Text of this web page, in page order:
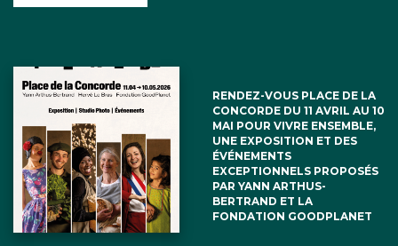
RENDEZ-VOUS PLACE DE LA
CONCORDE DU 11 AVRIL AU 10
MAI POUR VIVRE ENSEMBLE,
UNE EXPOSITION ET DES
ÉVÉNEMENTS
EXCEPTIONNELS PROPOSÉS
PAR YANN ARTHUS-
BERTRAND ET LA
FONDATION GOODPLANET